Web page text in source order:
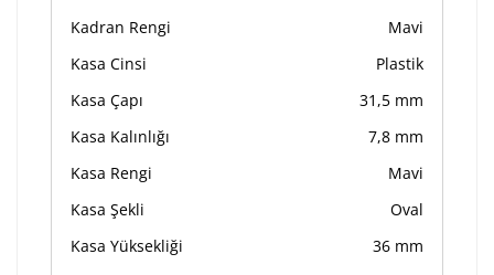
Kadran Rengi
Mavi
Kasa Cinsi
Plastik
Kasa Çapı
31,5 mm
Kasa Kalınlığı
7,8 mm
Kasa Rengi
Mavi
Kasa Şekli
Oval
Kasa Yüksekliği
36 mm